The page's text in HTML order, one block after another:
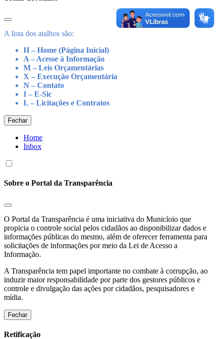
A lista dos atalhos são:
H – Home (Página Inicial)
A – Acesse à Informação
M – Leis Orçamentárias
X – Execução Orçamentária
N – Contato
I – E-Sic
L – Licitações e Contratos
Fechar
Home
Inbox
Sobre o Portal da Transparência
O Portal da Transparência é uma iniciativa do Municíoio que
propicia o controle social pelos cidadãos ao disponibilizar dados e
informações públicas do mesmo, além de oferecer ferramenta para
solicitações de informações por meio da Lei de Acesso a
Informação.
A Transparência tem papel importante no combate à corrupção, ao
induzir maior responsabilidade por parte dos gestores públicos e
controle e divulgação das ações por cidadãos, pesquisadores e
mídia.
Fechar
Retificação